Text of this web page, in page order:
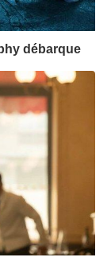
débarque